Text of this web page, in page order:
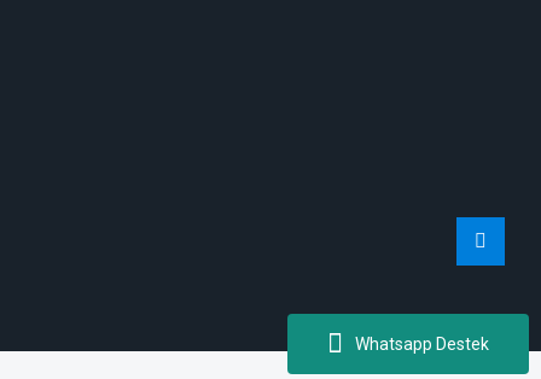
Whatsapp Destek